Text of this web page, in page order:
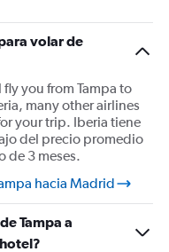
volar de
you from Tampa to
many other airlines
your trip. Iberia tiene
del precio promedio
de 3 meses.
hacia Madrid
Tampa a